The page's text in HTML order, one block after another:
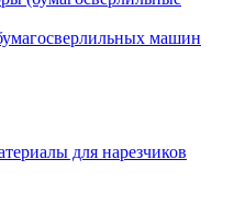
машин
для нарезчиков